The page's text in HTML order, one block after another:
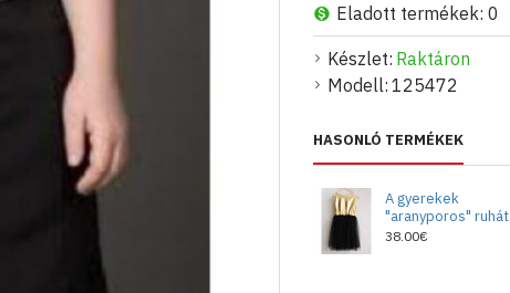
Készlet: Raktáron
Modell: 125472
Eladott termékek: 0
HASONLÓ TERMÉKEK
A gyerekek
"aranyporos" ruhát
38.00€